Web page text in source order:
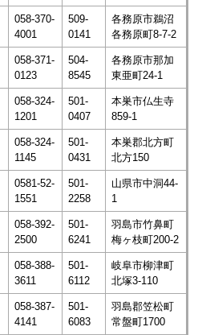
058-370-
4001
509-
0141
各務原市鵜沼
各務原町8-7-2
058-371-
0123
504-
8545
各務原市那加
東亜町24-1
058-324-
1201
501-
0407
本巣市仏生寺
859-1
058-324-
1145
501-
0431
本巣郡北方町
北方150
0581-52-
1551
501-
2258
山県市中洞44-
1
058-392-
2500
501-
6241
羽島市竹鼻町
梅ヶ枝町200-2
058-388-
3611
501-
6112
岐阜市柳津町
北塚3-110
058-387-
4141
501-
6083
羽島郡笠松町
常盤町1700